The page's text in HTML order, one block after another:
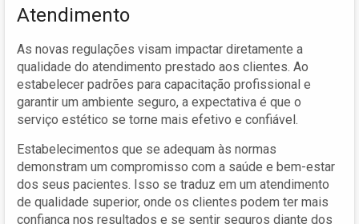
Atendimento
As novas regulações visam impactar diretamente a
qualidade do atendimento prestado aos clientes. Ao
estabelecer padrões para capacitação profissional e
garantir um ambiente seguro, a expectativa é que o
serviço estético se torne mais efetivo e confiável.
Estabelecimentos que se adequam às normas
demonstram um compromisso com a saúde e bem-estar
dos seus pacientes. Isso se traduz em um atendimento
de qualidade superior, onde os clientes podem ter mais
confiança nos resultados e se sentir seguros diante dos